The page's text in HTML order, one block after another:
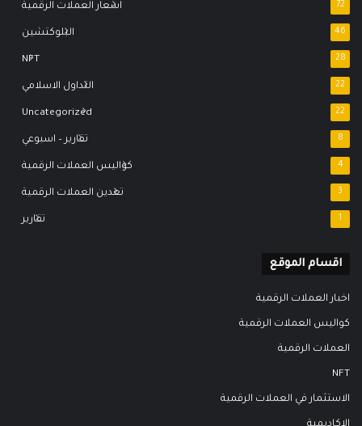
اسعار العملات الرقمية 72
البلوكتشين 46
NFT 28
التداول الاسلامي 22
Uncategorized 22
تقارير – اسبوعي 8
كواليس العملات الرقمية 4
تعدين العملات الرقمية 3
تقارير 1
اقسام الموقع
اخبار العملات الرقمية
كواليس العملات الرقمية
العملات الرقمية
NFT
الاستثمار في العملات الرقمية